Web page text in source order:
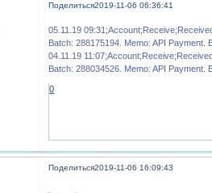
Поделиться2019-11-06 06:36:41
05.11.19
Batch: 288175194. Memo: API Payment.
04.11.19
Batch: 288034526. Memo: API Payment.
0
Поделиться2019-11-06 16:09:43